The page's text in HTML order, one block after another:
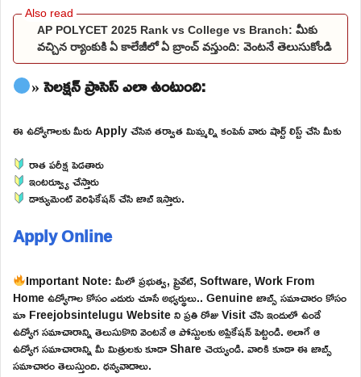
AP POLYCET 2025 Rank vs College vs Branch: మీకు
వచ్చిన ర్యాంకుకి ఏ కాలేజీలో ఏ బ్రాంచ్ వస్తుంది: వెంటనే తెలుసుకోండి
» సెలక్షన్ ప్రాసెస్ ఎలా ఉంటుంది:
ఈ ఉద్యోగాలకు మీరు Apply చేసిన తర్వాత మిమ్మల్ని కంపెనీ వారు షార్ట్ లిస్ట్ చేసి మీకు
రాత పరీక్ష పెడతారు
ఇంటర్వ్యూ చేస్తారు
డాక్యుమెంట్ వెరిఫికేషన్ చేసి జాబ్ ఇస్తారు.
Apply Online
Important Note: మీలో ప్రభుత్వ, ప్రైవేట్, Software, Work From
Home ఉద్యోగాల కోసం ఎదురు చూసే అభ్యర్థులు.. Genuine జాబ్స్ సమాచారం కోసం
మా Freejobsintelugu Website ని ప్రతి రోజు Visit చేసి ఇందులో ఉండే
ఉద్యోగ సమాచారాన్ని తెలుసుకొని వెంటనే ఆ పోస్టులకు అప్లికేషన్ పెట్టండి. అలాగే ఆ
ఉద్యోగ సమాచారాన్ని మీ మిత్రులకు కూడా Share చెయ్యండి. వారికి కూడా ఈ జాబ్స్
సమాచారం తెలుస్తుంది. ధన్యవాదాలు.